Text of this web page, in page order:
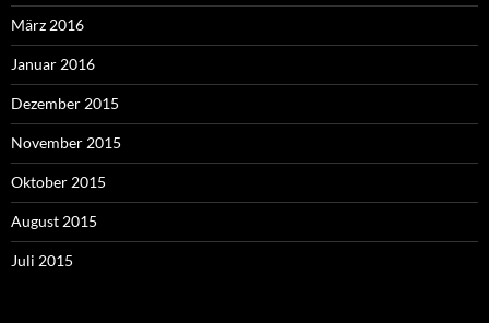
März 2016
Januar 2016
Dezember 2015
November 2015
Oktober 2015
August 2015
Juli 2015